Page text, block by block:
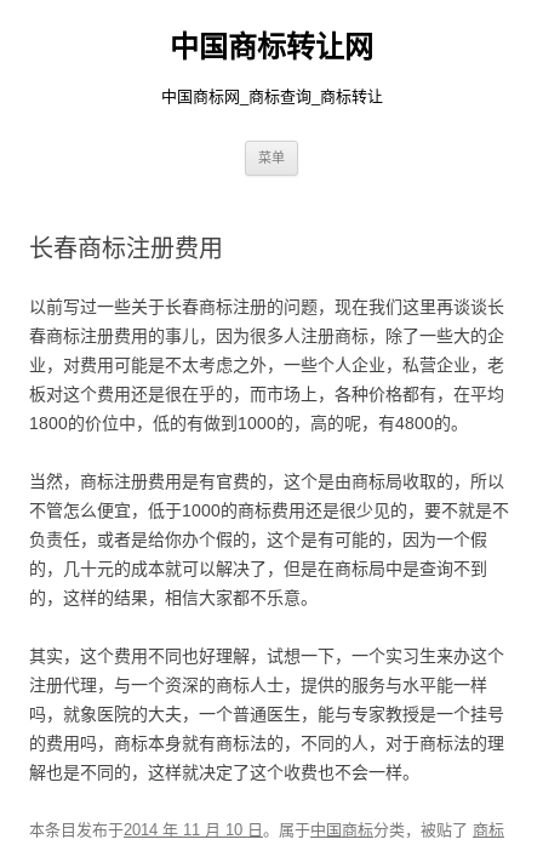
中国商标转让网
中国商标网_商标查询_商标转让
菜单
长春商标注册费用
以前写过一些关于长春商标注册的问题，现在我们这里再谈谈长
春商标注册费用的事儿，因为很多人注册商标，除了一些大的企
业，对费用可能是不太考虑之外，一些个人企业，私营企业，老
板对这个费用还是很在乎的，而市场上，各种价格都有，在平均
1800的价位中，低的有做到1000的，高的呢，有4800的。
当然，商标注册费用是有官费的，这个是由商标局收取的，所以
不管怎么便宜，低于1000的商标费用还是很少见的，要不就是不
负责任，或者是给你办个假的，这个是有可能的，因为一个假
的，几十元的成本就可以解决了，但是在商标局中是查询不到
的，这样的结果，相信大家都不乐意。
其实，这个费用不同也好理解，试想一下，一个实习生来办这个
注册代理，与一个资深的商标人士，提供的服务与水平能一样
吗，就象医院的大夫，一个普通医生，能与专家教授是一个挂号
的费用吗，商标本身就有商标法的，不同的人，对于商标法的理
解也是不同的，这样就决定了这个收费也不会一样。
本条目发布于2014 年 11 月 10 日 。属于中国商标分类，被贴了 商标